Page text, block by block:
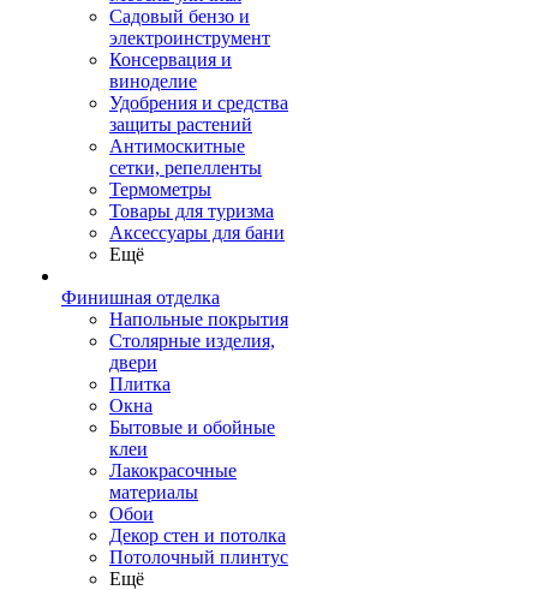
Садовый бензо и
электроинструмент
Консервация и
виноделие
Удобрения и средства
защиты растений
Антимоскитные
сетки, репелленты
Термометры
Товары для туризма
Аксессуары для бани
Ещё
Финишная отделка
Напольные покрытия
Столярные изделия,
двери
Плитка
Окна
Бытовые и обойные
клеи
Лакокрасочные
материалы
Обои
Декор стен и потолка
Потолочный плинтус
Ещё